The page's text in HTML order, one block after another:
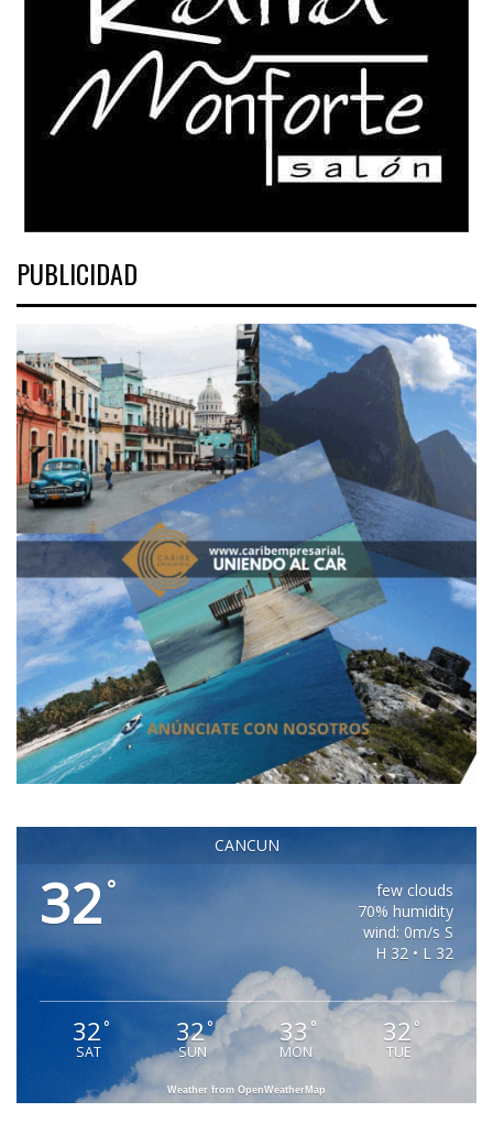
PUBLICIDAD
CANCUN
32 °
few clouds
70% humidity
wind: 0m/s S
H 32 • L 32
32°
SAT
32°
SUN
33 °
MON
32 °
TUE
Weather from OpenWeatherMap